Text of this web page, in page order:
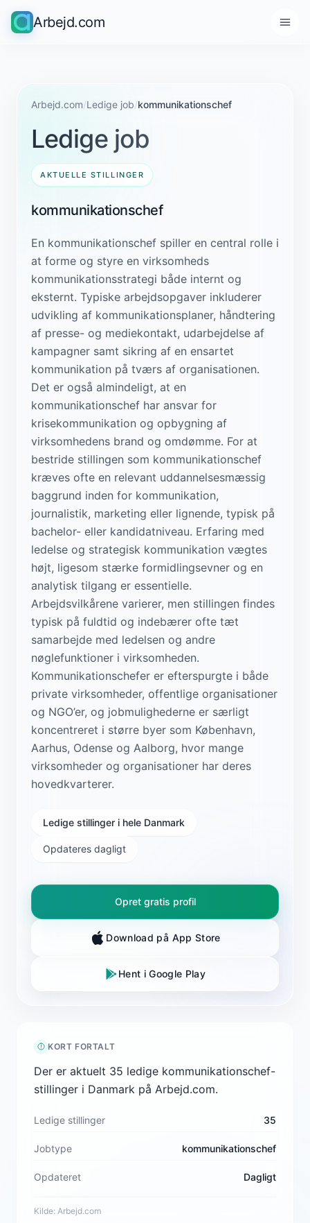
Arbejd.com
Arbejd.com/Ledige job/kommunikationschef
Ledige job
AKTUELLE STILLINGER
kommunikationschef
En kommunikationschef spiller en central rolle i
at forme og styre en virksomheds
kommunikationsstrategi både internt og
eksternt. Typiske arbejdsopgaver inkluderer
udvikling af kommunikationsplaner, håndtering
af presse- og mediekontakt, udarbejdelse af
kampagner samt sikring af en ensartet
kommunikation på tværs af organisationen.
Det er også almindeligt, at en
kommunikationschef har ansvar for
krisekommunikation og opbygning af
virksomhedens brand og omdømme. For at
bestride stillingen som kommunikationschef
kræves ofte en relevant uddannelsesmæssig
baggrund inden for kommunikation,
journalistik, marketing eller lignende, typisk på
bachelor- eller kandidatniveau. Erfaring med
ledelse og strategisk kommunikation vægtes
højt, ligesom stærke formidlingsevner og en
analytisk tilgang er essentielle.
Arbejdsvilkårene varierer, men stillingen findes
typisk på fuldtid og indebærer ofte tæt
samarbejde med ledelsen og andre
nøglefunktioner i virksomheden.
Kommunikationschefer er efterspurgte i både
private virksomheder, offentlige organisationer
og NGO’er, og jobmulighederne er særligt
koncentreret i større byer som København,
Aarhus, Odense og Aalborg, hvor mange
virksomheder og organisationer har deres
hovedkvarterer.
Ledige stillinger i hele Danmark
Opdateres dagligt
Opret gratis profil
Download på App Store
Hent i Google Play
KORT FORTALT
Der er aktuelt 35 ledige kommunikationschef-
stillinger i Danmark på Arbejd.com.
Ledige stillinger 35
Jobtype kommunikationschef
Opdateret Dagligt
Kilde: Arbejd.com